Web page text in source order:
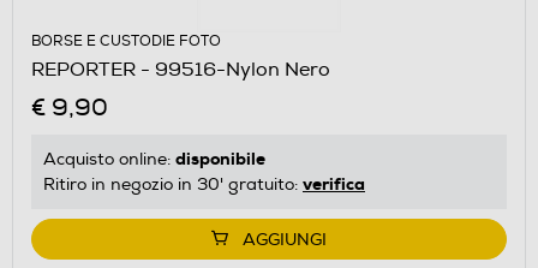
BORSE E CUSTODIE FOTO
REPORTER - 99516-Nylon Nero
€ 9,90
Acquisto online: disponibile
Ritiro in negozio in 30' gratuito: verifica
AGGIUNGI